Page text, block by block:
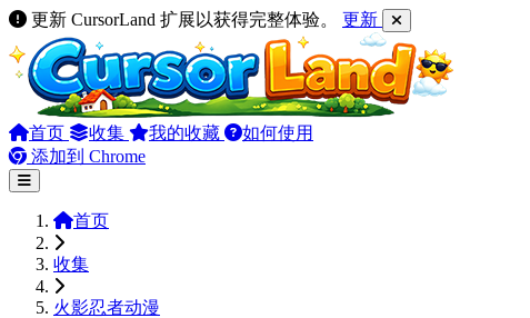
更新 CursorLand 扩展以获得完整体验。 更新
首页 收集 我的收藏
如何使用
添加到 Chrome
首页
收集
火影忍者动漫